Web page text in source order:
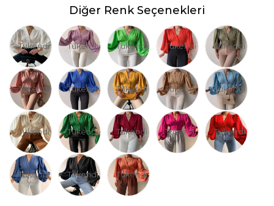
Diğer Renk Seçenekleri
Tükendi Tükendi Tükendi Tükendi Tükendi
Tükendi Tükendi Tükendi Tükendi Tükendi
Tükendi Tükendi Tükendi Tükendi Tükendi
Tükendi Tükendi Tükendi